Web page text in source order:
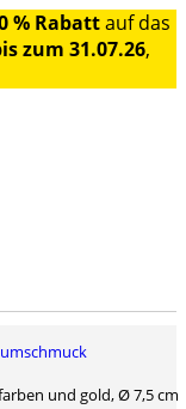
% Rabattauf das
zum 31.07.26,
und gold, Ø 7,5 cm